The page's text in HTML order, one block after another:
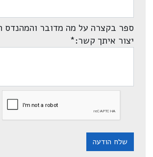
ספר בקצרה על מה מדובר והמהנדס
יצור איתך קשר:*
שלח הודעה